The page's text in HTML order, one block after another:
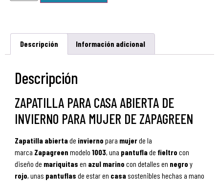
Descripción Información adicional
Descripción
ZAPATILLA PARA CASA ABIERTA DE
INVIERNO PARA MUJER DE ZAPAGREEN
Zapatilla abiertade invierno para mujerde la
marca Zapagreen modelo 1003, una pantuflade fieltro con
diseño de mariquitas en azul marino con detalles en negro y
rojo, unas pantuflas de estar en casa sostenibles hechas a mano